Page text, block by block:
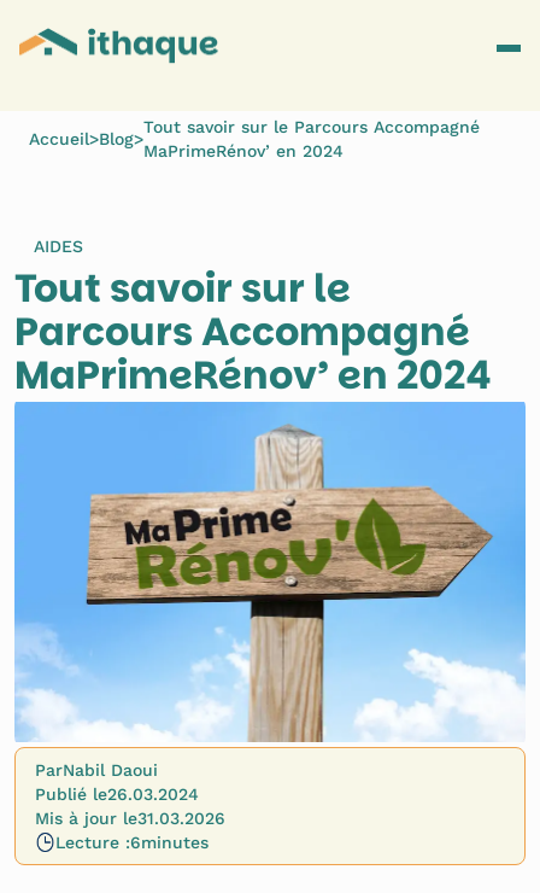
Accueil>Blog>
Tout savoir sur le Parcours Accompagné
MaPrimeRénov’ en 2024
AIDES
Tout savoir sur le
Parcours Accompagné
MaPrimeRénov’ en 2024
ParNabil Daoui
Publié le26.03.2024
Mis à jour le31.03.2026
Lecture :6minutes